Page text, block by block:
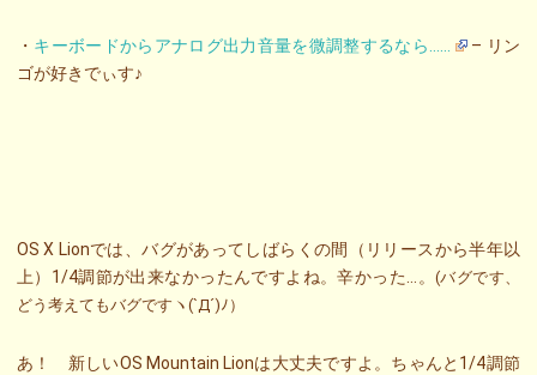
・ キーボードからアナログ出力音量を微調整するなら……
– リン
ゴが好きでぃす♪
OS X Lionでは、バグがあってしばらくの間（リリースから半年以
上）1/4調節が出来なかったんですよね。辛かった…。 (バグです、
どう考えてもバグですヽ(`Д´)ﾉ）
あ！ 新しいOS Mountain Lionは大丈夫ですよ。ちゃんと1/4調節